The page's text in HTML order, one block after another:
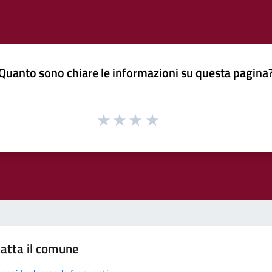
sono chiare le informazioni su questa
il comune